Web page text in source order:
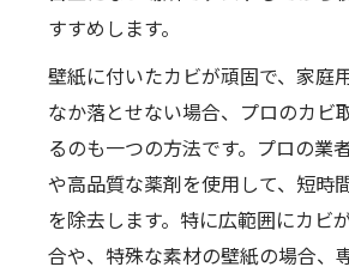
すすめします。
壁紙に付いたカビが頑固で、家庭
なか落とせない場合、プロのカビ
るのも一つの方法です。プロの業
や高品質な薬剤を使用して、短時
を除去します。特に広範囲にカビ
合や、特殊な素材の壁紙の場合、